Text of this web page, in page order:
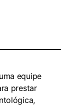
equipe
prestar